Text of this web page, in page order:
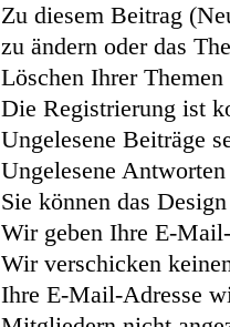
Zu diesem Beitrag
zu ändern oder das
Löschen Ihrer
Die Registrierung ist
Ungelesene Beiträge
Ungelesene
Sie können das
Wir geben Ihre E-
Wir verschicken
Ihre E-Mail-Adresse